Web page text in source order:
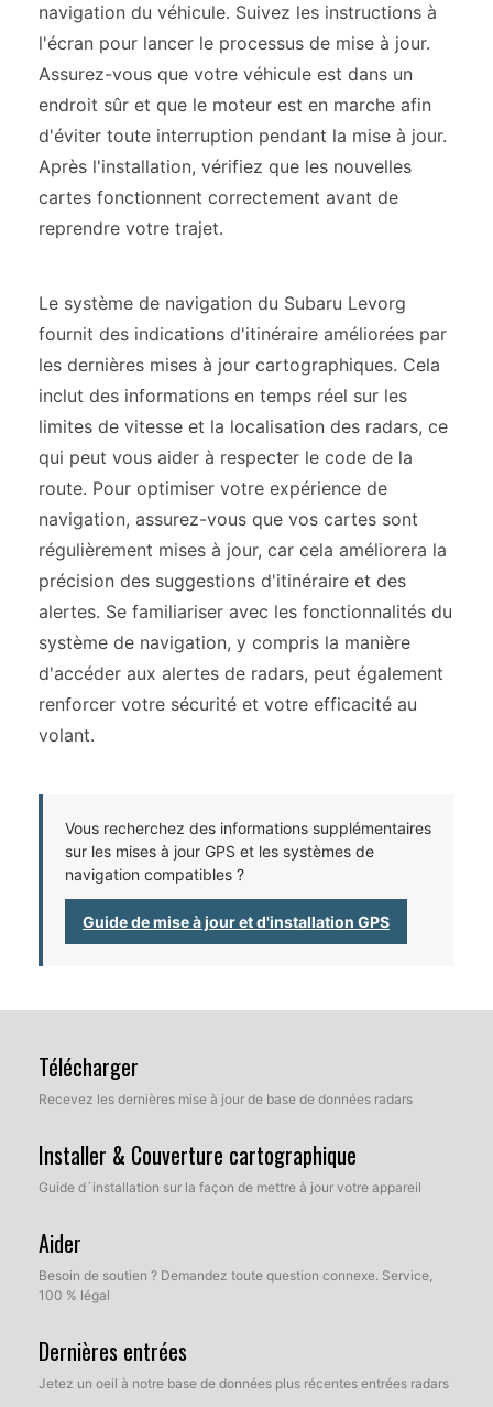
navigation du véhicule. Suivez les instructions à
l'écran pour lancer le processus de mise à jour.
Assurez-vous que votre véhicule est dans un
endroit sûr et que le moteur est en marche afin
d'éviter toute interruption pendant la mise à jour.
Après l'installation, vérifiez que les nouvelles
cartes fonctionnent correctement avant de
reprendre votre trajet.
Le système de navigation du Subaru Levorg
fournit des indications d'itinéraire améliorées par
les dernières mises à jour cartographiques. Cela
inclut des informations en temps réel sur les
limites de vitesse et la localisation des radars, ce
qui peut vous aider à respecter le code de la
route. Pour optimiser votre expérience de
navigation, assurez-vous que vos cartes sont
régulièrement mises à jour, car cela améliorera la
précision des suggestions d'itinéraire et des
alertes. Se familiariser avec les fonctionnalités du
système de navigation, y compris la manière
d'accéder aux alertes de radars, peut également
renforcer votre sécurité et votre efficacité au
volant.
Vous recherchez des informations supplémentaires
sur les mises à jour GPS et les systèmes de
navigation compatibles ?
Guide de mise à jour et d'installation GPS
Télécharger
Recevez les dernières mise à jour de base de données radars
Installer & Couverture cartographique
Guide d´installation sur la façon de mettre à jour votre appareil
Aider
Besoin de soutien ? Demandez toute question connexe. Service,
100 % légal
Dernières entrées
Jetez un oeil à notre base de données plus récentes entrées radars